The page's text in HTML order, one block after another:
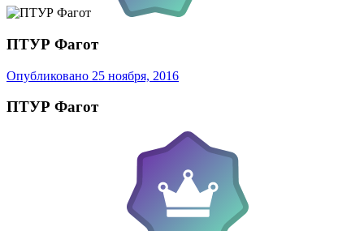
ПТУР Фагот
Опубликовано 25 ноября, 2016
ПТУР Фагот